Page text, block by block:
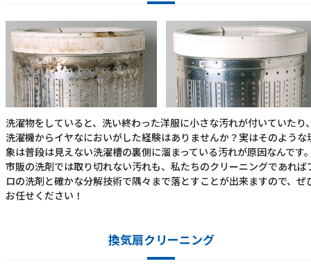
洗濯物をしていると、洗い終わった洋服に小さな汚れが付いていたり
洗濯機からイヤなにおいがした経験はありませんか？実はそのような
象は普段は見えない洗濯槽の裏側に溜まっている汚れが原因なんです
市販の洗剤では取り切れない汚れも、私たちのクリーニングであれば
ロの洗剤と確かな分解技術で隅々まで落とすことが出来ますので、ぜ
お任せください！
換気扇クリーニング